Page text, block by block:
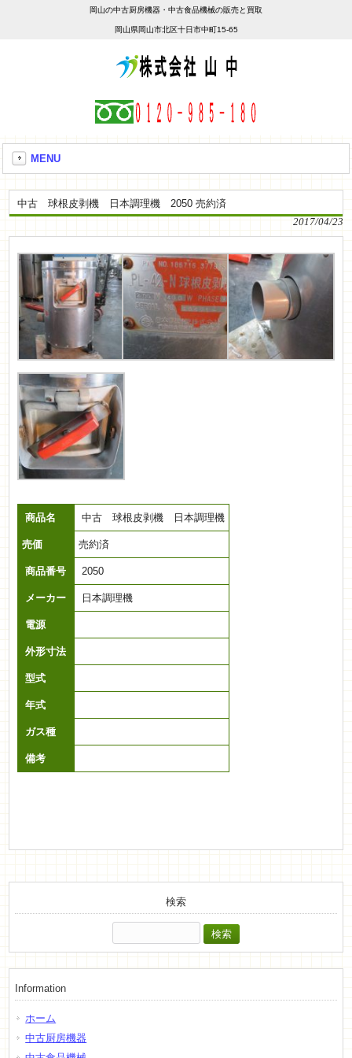
岡山の中古厨房機器・中古食品機械の販売と買取
岡山県岡山市北区十日市中町15-65
MENU
中古 球根皮剥機 日本調理機 2050 売約済
2017/04/23
商品名 中古 球根皮剥機 日本調理機
売価 売約済
商品番号 2050
メーカー 日本調理機
電源
外形寸法
型式
年式
ガス種
備考
検索
索:
Information
ホーム
中古厨房機器